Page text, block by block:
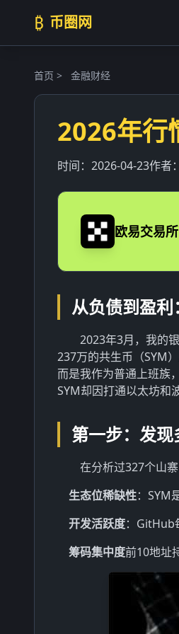
₿ 币圈网
首页 > 金融财经
2026年行
时间： 2026-04-23作者：
欧易交易所
从负债到盈
2023年3月，我的
237万的共生币（SYM
而是我作为普通上班族
SYM却因打通以太坊和
第一步：发
在分析过327个山
生态位稀缺性：SYM
开发活跃度：GitHub
筹码集中度前10地址